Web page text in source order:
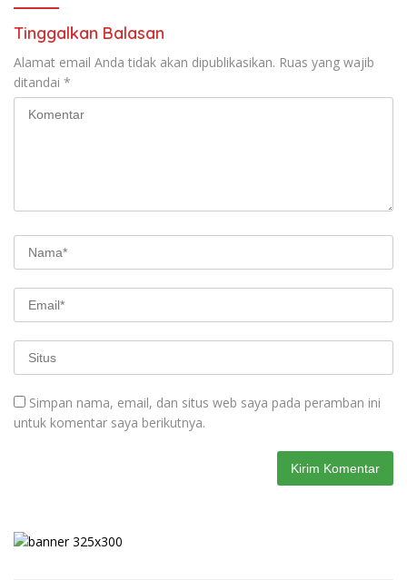
Tinggalkan Balasan
Alamat email Anda tidak akan dipublikasikan. Ruas yang wajib
ditandai *
Simpan nama, email, dan situs web saya pada peramban ini
untuk komentar saya berikutnya.